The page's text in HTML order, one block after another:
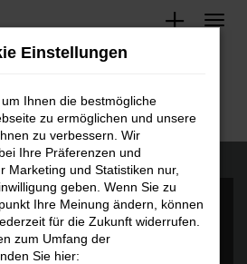
Fahrzeugsuche
Einstellungen
Ihnen die bestmögliche
zu ermöglichen und unsere
zu verbessern. Wir
Ihre Präferenzen und
Marketing und Statistiken nur,
geben. Wenn Sie zu
Ihre Meinung ändern, können
für die Zukunft widerrufen.
zum Umfang der
Sie hier: